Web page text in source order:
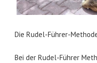
Die Rudel-Führer-
Bei der Rudel-Führer